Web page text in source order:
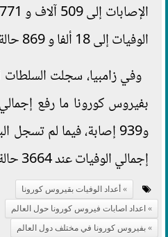
الوفيات إلى 18 ألفا و 869 حالة وفاة حتى الآن.
و939 إصابة، فيما لم
إجمالي الوفيات عند 3664 حالة وفاة حتى الآن.
أعداد الوفيات بقيروس كورونا
اعداد اصابات فيروس كورونا حول العالم
بفيروس كورونا في مختلف دول العالم